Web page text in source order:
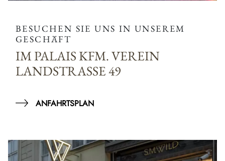
BESUCHEN SIE UNS IN UNSEREM
GESCHÄFT
IM PALAIS KFM. VEREIN
LANDSTRASSE 49
ANFAHRTSPLAN